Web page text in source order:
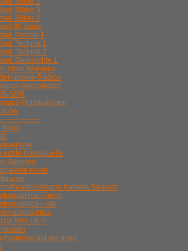
Bilder 3
Bilder 4
90 Jahre
Person 1
Technik 1
Technik 2
Geschichte 1
Jahre Wumpus
unsere-Radios
Gedenktafel
SDR
Publikationen
Topic
echte Havelquelle
Galerien
privat
Pearl/Somikron Kamera Bausatz
Forum
Liste
WELLE >
auf der Insel